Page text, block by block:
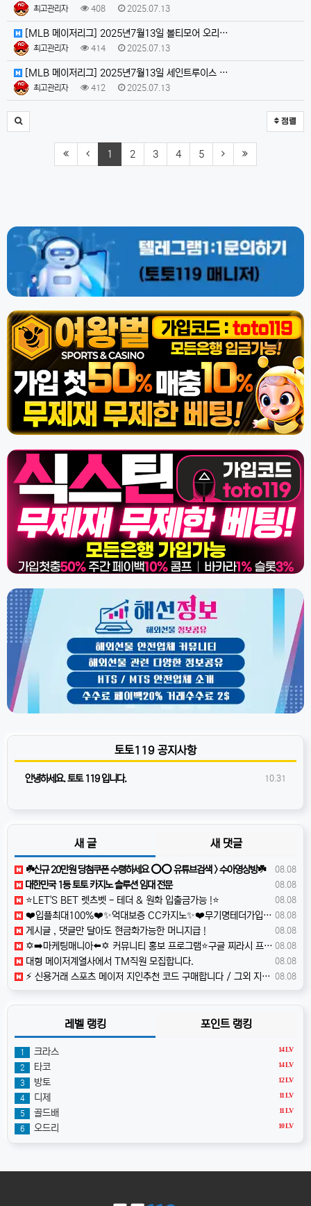
최고관리자 408 2025.07.13
[MLB 메이저리그] 2025년7월13일 볼티모어 오리…
최고관리자 414 2025.07.13
[MLB 메이저리그] 2025년7월13일 세인트루이스 …
최고관리자 412 2025.07.13
정렬
1 2 3 4 5
토토119 공지사항
10.31
안녕하세요. 토토 119 입니다.
새 글 새 댓글
08.08
☘️️신규 20만원 당첨쿠폰 수령하세요 ⭕️⭕️ 유튜브검색 > 수아영상방☘️
08.08
️대한민국️ 1등 토토 카지노 솔루션 임대 전문
08.08
⭐️LET'S BET 렛츠벳 - 테더 & 원화 입출금가능 !⭐️
08.08
❤️️입플최대100%❤️✨억대보증 CC카지노✨❤️무기명테더가입O❤️블랙가입O❤️승인전화X❤️
08.08
️️게시글 , 댓글만 달아도 현금화가능한 머니지급 !
08.08
✡️➡️마케팅매니아⬅️✡️ 커뮤니티 홍보 프로그램⭐️구글 찌라시 프로그램⭐️카톡 텔레 미니게임 오토픽⭐️마케팅프로그램✡️ pmxm
08.08
️️대형 메이저계열사에서 TM직원 모집합니다.
08.08
⚡️ 신용거래 스포츠 메이저 지인추천 코드 구매합니다 / 그외 지노,자비스,수기자 모십니다 ⚡️
레벨 랭킹 포인트 랭킹
14 LV
1 크라스
14 LV
2 타코
12 LV
3 방토
11 LV
4 디제
11 LV
5 골드배
10 LV
6 오드리